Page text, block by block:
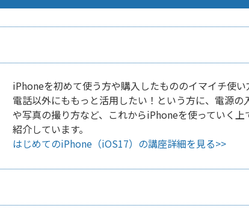
iPhoneを初めて使う方や購入したもののイマイチ使
電話以外にももっと活用したい！という方に、電源
や写真の撮り方など、これからiPhoneを使っていく
紹介しています。
はじめてのiPhone（iOS17）の講座詳細を見る>>